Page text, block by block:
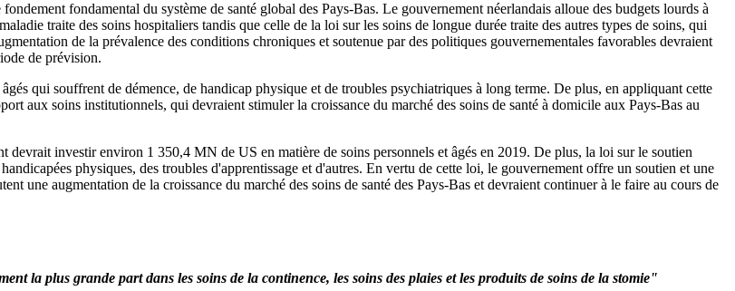
fondamental du système de santé global des Pays-Bas. Le gouvernement néerlandais alloue des budgets lourds à
traite des soins hospitaliers tandis que celle de la loi sur les soins de longue durée traite des autres types de soins, qui
de la prévalence des conditions chroniques et soutenue par des politiques gouvernementales favorables devraient
de prévision.
qui souffrent de démence, de handicap physique et de troubles psychiatriques à long terme. De plus, en appliquant cette
aux soins institutionnels, qui devraient stimuler la croissance du marché des soins de santé à domicile aux Pays-Bas au
devrait investir environ 1 350,4 MN de US en matière de soins personnels et âgés en 2019. De plus, la loi sur le soutien
physiques, des troubles d'apprentissage et d'autres. En vertu de cette loi, le gouvernement offre un soutien et une
une augmentation de la croissance du marché des soins de santé des Pays-Bas et devraient continuer à le faire au cours de
la plus grande part dans les soins de la continence, les soins des plaies et les produits de soins de la stomie"